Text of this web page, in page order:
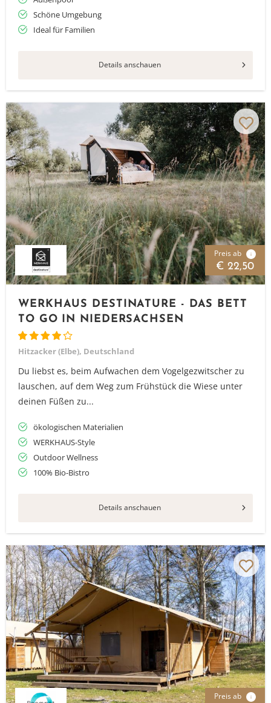
Schöne Umgebung
Ideal für Familien
Details anschauen
Preis ab i
€ 22,50
WERKHAUS DESTINATURE - DAS BETT
TO GO IN NIEDERSACHSEN
Hitzacker (Elbe), Deutschland
Du liebst es, beim Aufwachen dem Vogelgezwitscher zu
lauschen, auf dem Weg zum Frühstück die Wiese unter
deinen Füßen zu...
ökologischen Materialien
WERKHAUS-Style
Outdoor Wellness
100% Bio-Bistro
Details anschauen
Preis ab i